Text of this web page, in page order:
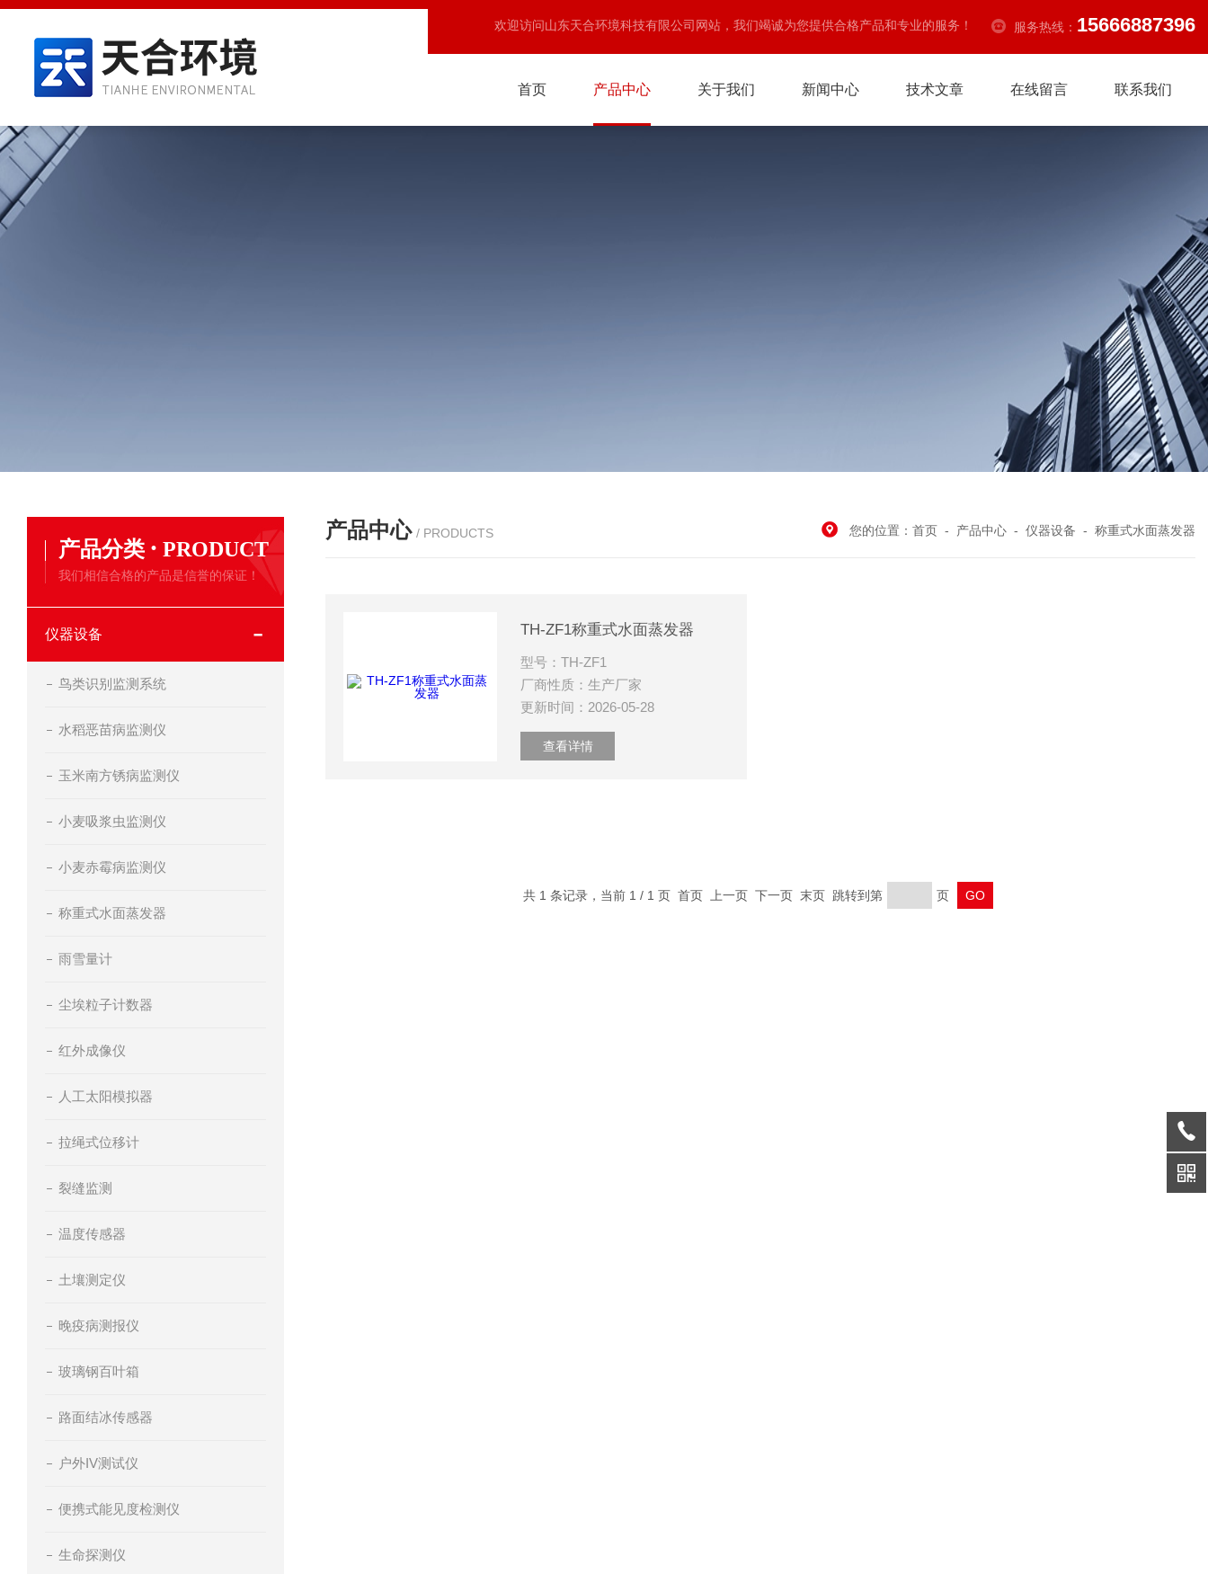
欢迎访问山东天合环境科技有限公司网站，我们竭诚为您提供合格产品和专业的服务！ 服务热线： 15666887396
首页 产品中心 关于我们 新闻中心 技术文章 在线留言 联系我们
产品分类 · PRODUCT
我们相信合格的产品是信誉的保证！
仪器设备
鸟类识别监测系统
水稻恶苗病监测仪
玉米南方锈病监测仪
小麦吸浆虫监测仪
小麦赤霉病监测仪
称重式水面蒸发器
雨雪量计
尘埃粒子计数器
红外成像仪
人工太阳模拟器
拉绳式位移计
裂缝监测
温度传感器
土壤测定仪
晚疫病测报仪
玻璃钢百叶箱
路面结冰传感器
户外IV测试仪
便携式能见度检测仪
生命探测仪
产品中心 / PRODUCTS 您的位置： 首页 - 产品中心 - 仪器设备 - 称重式水面蒸发器
TH-ZF1称重式水面蒸发器
型号：TH-ZF1
厂商性质：生产厂家
更新时间：2026-05-28
查看详情
共 1 条记录，当前 1 / 1 页 首页 上一页 下一页 末页 跳转到第 页